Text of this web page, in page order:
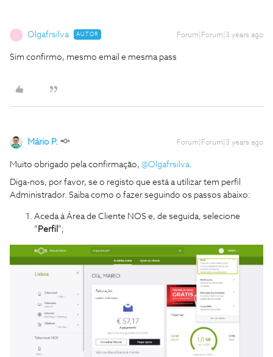
O Olgafrsilva AUTOR Forum|Forum|3 years ago
Sim confirmo, mesmo email e mesma pass
Mário P. Forum|Forum|3 years ago
Muito obrigado pela confirmação, @Olgafrsilva.
Diga-nos, por favor, se o registo que está a utilizar tem perfil
Administrador. Saiba como o fazer seguindo os passos abaixo:
Aceda à Área de Cliente NOS e, de seguida, selecione
“ Perfil ”;